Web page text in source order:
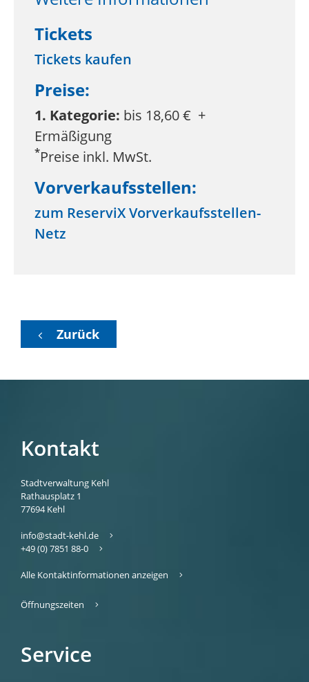
Tickets
Tickets kaufen
Preise:
1. Kategorie: bis 18,60 € +
Ermäßigung
*Preise inkl. MwSt.
Vorverkaufsstellen:
zum ReserviX Vorverkaufsstellen-
Netz
Zurück
Kontakt
Stadtverwaltung Kehl
Rathausplatz 1
77694 Kehl
info@stadt-kehl.de
+49 (0) 7851 88-0
Alle Kontaktinformationen anzeigen
Öffnungszeiten
Service